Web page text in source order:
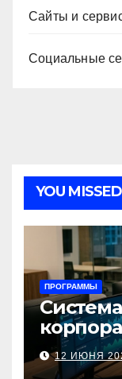
Сайты и
Социальные
YOU MISSED
ПРОГРАММЫ
12 ИЮНЯ